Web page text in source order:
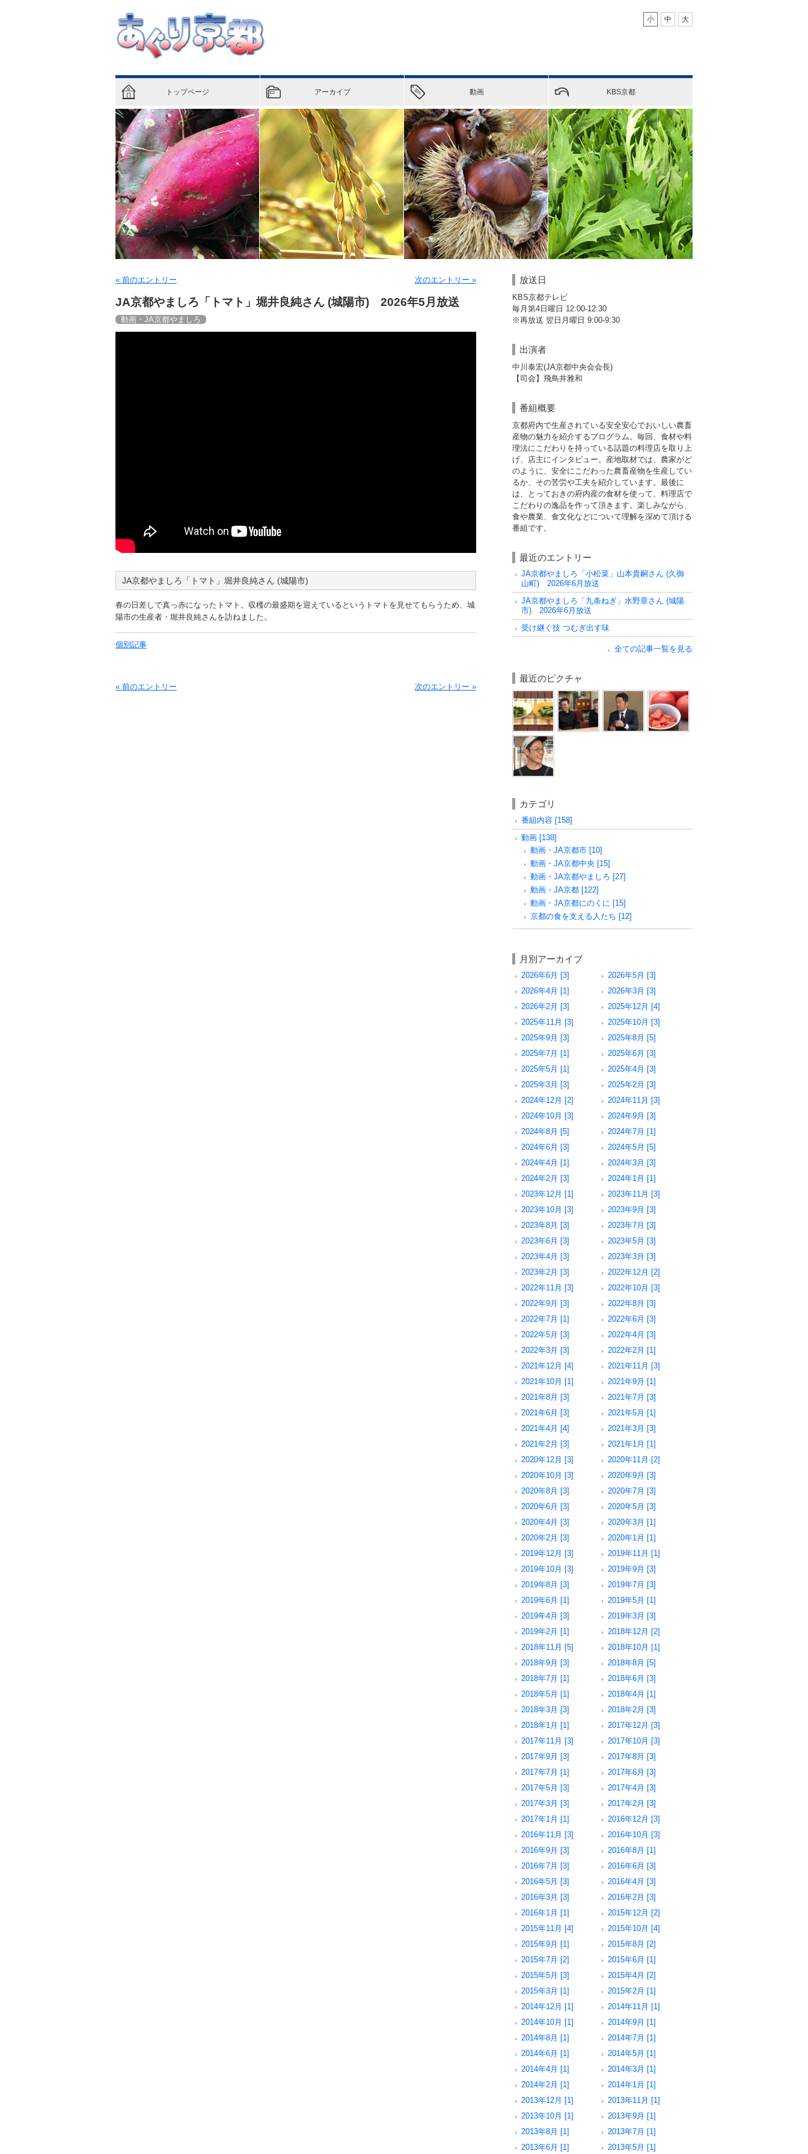
トップページ アーカイブ 動画 KBS京都
小 中 大
« 前のエントリー 次のエントリー »
JA京都やましろ「トマト」堀井良純さん (城陽市) 2026年5月放送
動画・JA京都やましろ
JA京都やましろ「トマト」堀井良純さん (城陽市)
春の日差しで真っ赤になったトマト。収穫の最盛期を迎えているというトマトを見せてもらうため、城
陽市の生産者・堀井良純さんを訪ねました。
個別記事
« 前のエントリー 次のエントリー »
放送日
KBS京都テレビ
毎月第4日曜日 12:00-12:30
※再放送 翌日月曜日 9:00-9:30
出演者
中川泰宏(JA京都中央会会長)
【司会】飛鳥井雅和
番組概要
京都府内で生産されている安全安心でおいしい農畜
産物の魅力を紹介するプログラム。毎回、食材や料
理法にこだわりを持っている話題の料理店を取り上
げ、店主にインタビュー。産地取材では、農家がど
のように、安全にこだわった農畜産物を生産してい
るか、その苦労や工夫を紹介しています。最後に
は、とっておきの府内産の食材を使って、料理店で
こだわりの逸品を作って頂きます。楽しみながら、
食や農業、食文化などについて理解を深めて頂ける
番組です。
最近のエントリー
JA京都やましろ「小松菜」山本貴嗣さん (久御
山町) 2026年6月放送
JA京都やましろ「九条ねぎ」水野章さん (城陽
市) 2026年6月放送
受け継ぐ技 つむぎ出す味
全ての記事一覧を見る
最近のピクチャ
カテゴリ
番組内容 [158]
動画 [138]
動画・JA京都市 [10]
動画・JA京都中央 [15]
動画・JA京都やましろ [27]
動画・JA京都 [122]
動画・JA京都にのくに [15]
京都の食を支える人たち [12]
月別アーカイブ
2026年6月 [3]
2026年5月 [3]
2026年4月 [1]
2026年3月 [3]
2026年2月 [3]
2025年12月 [4]
2025年11月 [3]
2025年10月 [3]
2025年9月 [3]
2025年8月 [5]
2025年7月 [1]
2025年6月 [3]
2025年5月 [1]
2025年4月 [3]
2025年3月 [3]
2025年2月 [3]
2024年12月 [2]
2024年11月 [3]
2024年10月 [3]
2024年9月 [3]
2024年8月 [5]
2024年7月 [1]
2024年6月 [3]
2024年5月 [5]
2024年4月 [1]
2024年3月 [3]
2024年2月 [3]
2024年1月 [1]
2023年12月 [1]
2023年11月 [3]
2023年10月 [3]
2023年9月 [3]
2023年8月 [3]
2023年7月 [3]
2023年6月 [3]
2023年5月 [3]
2023年4月 [3]
2023年3月 [3]
2023年2月 [3]
2022年12月 [2]
2022年11月 [3]
2022年10月 [3]
2022年9月 [3]
2022年8月 [3]
2022年7月 [1]
2022年6月 [3]
2022年5月 [3]
2022年4月 [3]
2022年3月 [3]
2022年2月 [1]
2021年12月 [4]
2021年11月 [3]
2021年10月 [1]
2021年9月 [1]
2021年8月 [3]
2021年7月 [3]
2021年6月 [3]
2021年5月 [1]
2021年4月 [4]
2021年3月 [3]
2021年2月 [3]
2021年1月 [1]
2020年12月 [3]
2020年11月 [2]
2020年10月 [3]
2020年9月 [3]
2020年8月 [3]
2020年7月 [3]
2020年6月 [3]
2020年5月 [3]
2020年4月 [3]
2020年3月 [1]
2020年2月 [3]
2020年1月 [1]
2019年12月 [3]
2019年11月 [1]
2019年10月 [3]
2019年9月 [3]
2019年8月 [3]
2019年7月 [3]
2019年6月 [1]
2019年5月 [1]
2019年4月 [3]
2019年3月 [3]
2019年2月 [1]
2018年12月 [2]
2018年11月 [5]
2018年10月 [1]
2018年9月 [3]
2018年8月 [5]
2018年7月 [1]
2018年6月 [3]
2018年5月 [1]
2018年4月 [1]
2018年3月 [3]
2018年2月 [3]
2018年1月 [1]
2017年12月 [3]
2017年11月 [3]
2017年10月 [3]
2017年9月 [3]
2017年8月 [3]
2017年7月 [1]
2017年6月 [3]
2017年5月 [3]
2017年4月 [3]
2017年3月 [3]
2017年2月 [3]
2017年1月 [1]
2016年12月 [3]
2016年11月 [3]
2016年10月 [3]
2016年9月 [3]
2016年8月 [1]
2016年7月 [3]
2016年6月 [3]
2016年5月 [3]
2016年4月 [3]
2016年3月 [3]
2016年2月 [3]
2016年1月 [1]
2015年12月 [2]
2015年11月 [4]
2015年10月 [4]
2015年9月 [1]
2015年8月 [2]
2015年7月 [2]
2015年6月 [1]
2015年5月 [3]
2015年4月 [2]
2015年3月 [1]
2015年2月 [1]
2014年12月 [1]
2014年11月 [1]
2014年10月 [1]
2014年9月 [1]
2014年8月 [1]
2014年7月 [1]
2014年6月 [1]
2014年5月 [1]
2014年4月 [1]
2014年3月 [1]
2014年2月 [1]
2014年1月 [1]
2013年12月 [1]
2013年11月 [1]
2013年10月 [1]
2013年9月 [1]
2013年8月 [1]
2013年7月 [1]
2013年6月 [1]
2013年5月 [1]